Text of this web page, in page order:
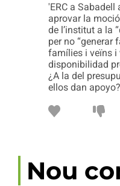
'ERC a
aprovar la
de l’institut a la
per no “generar
famílies i veïns i
disponibilidad
¿A la del
ellos dan apoyo?
Nou